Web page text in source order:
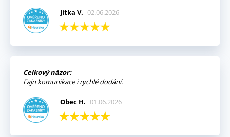
Jitka V. 02.06.2026
Celkový názor:
Fajn komunikace i rychlé dodání.
Obec H. 01.06.2026